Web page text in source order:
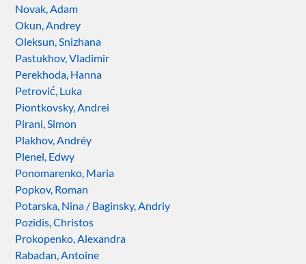
Novak, Adam
Okun, Andrey
Oleksun, Snizhana
Pastukhov, Vladimir
Perekhoda, Hanna
Petrović, Luka
Piontkovsky, Andrei
Pirani, Simon
Plakhov, Andréy
Plenel, Edwy
Ponomarenko, Maria
Popkov, Roman
Potarska, Nina / Baginsky, Andriy
Pozidis, Christos
Prokopenko, Alexandra
Rabadan, Antoine